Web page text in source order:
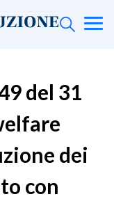
del 31
dei
con